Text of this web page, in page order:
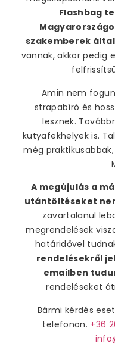
Süti beállítások
Flashbag
szakemberek
vannak, akkor pedig
Amin nem
strapabíró és
lesznek.
kutyafekhelyek is.
még
A megújulás a
utántöltéseket
zavartalanul
megrendelések
határidővel
rendelésekről
emailben
rendeléseket
Bármi kérdés
telefonon. +36